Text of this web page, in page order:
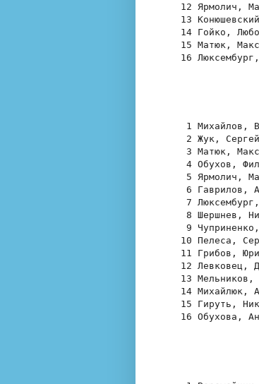
12 Ярмолич,
13
14 Гойко,
15 Матюк,
16
1 Михайлов,
2 Жук,
3 Матюк,
4 Обухов,
5 Ярмолич,
6 Гаврилов,
7
8 Шершнев,
9
10 Пелеса,
11 Грибов,
12 Левковец,
13
14 Михайлюк,
15 Гируть,
16 Обухова,